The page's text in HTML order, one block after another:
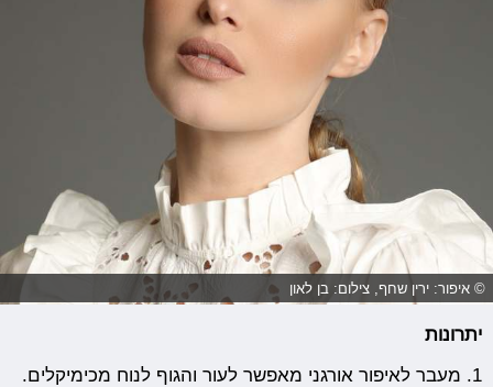
© איפור: ירין שחף, צילום: בן לאון
יתרונות
1. מעבר לאיפור אורגני מאפשר לעור והגוף לנוח מכימיקלים.